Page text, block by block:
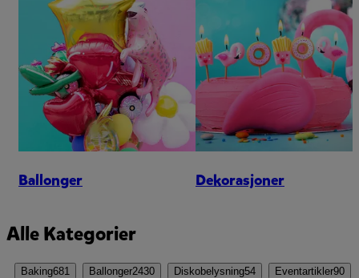
Ballonger Dekorasjoner
Alle Kategorier
Baking681 Ballonger2430 Diskobelysning54 Eventartikler90